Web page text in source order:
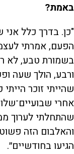
באמת?
"כן. בדרך כלל
הפעם, אמרתי
בשמורת טבע, לא
ורבע, הולך שעה
שהייתי זוכר
אחרי
שהתחלתי לערוך
והאלבום הזה
הגיעו בחודשיים״.